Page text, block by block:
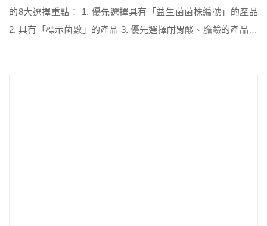
的8大選擇重點： 1. 優先選擇具有「益生菌菌株編號」的產品
2. 具有「標示菌數」的產品 3. 優先選擇耐胃酸、膽鹼的產品 4.